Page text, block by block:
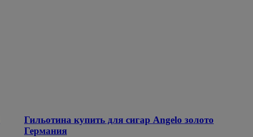
Гильотина купить для сигар Angelo золото
Германия